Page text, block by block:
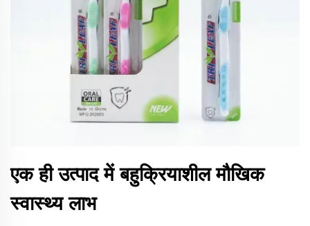
एक ही उत्पाद में बहुक्रियाशील मौखिक
स्वास्थ्य लाभ